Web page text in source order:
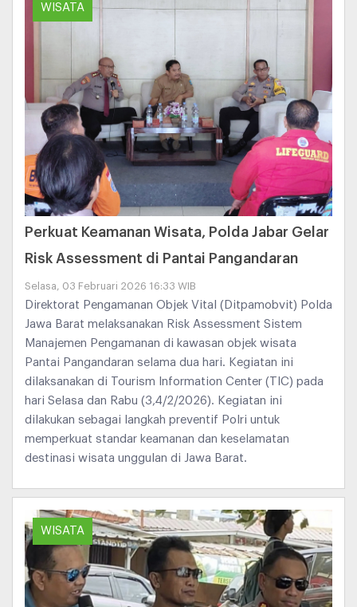
WISATA
Perkuat Keamanan Wisata, Polda Jabar Gelar
Risk Assessment di Pantai Pangandaran
Selasa, 03 Februari 2026 16:33 WIB
Direktorat Pengamanan Objek Vital (Ditpamobvit) Polda
Jawa Barat melaksanakan Risk Assessment Sistem
Manajemen Pengamanan di kawasan objek wisata
Pantai Pangandaran selama dua hari. Kegiatan ini
dilaksanakan di Tourism Information Center (TIC) pada
hari Selasa dan Rabu (3,4/2/2026). Kegiatan ini
dilakukan sebagai langkah preventif Polri untuk
memperkuat standar keamanan dan keselamatan
destinasi wisata unggulan di Jawa Barat.
WISATA